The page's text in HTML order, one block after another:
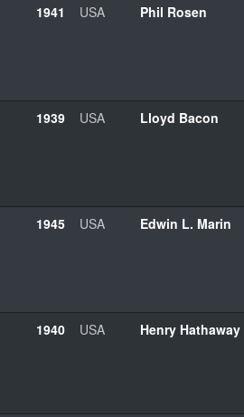
1941 USA Phil Rosen
1939 USA Lloyd Bacon
1945 USA Edwin L. Marin
1940 USA Henry Hathaway